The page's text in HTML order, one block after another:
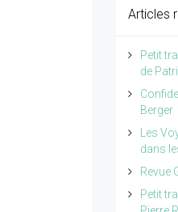
Articles
Petit
de
Berger
Les
dans
Revue
Petit